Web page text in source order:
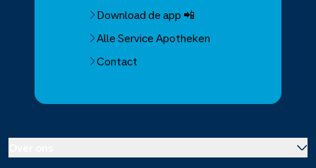
Download de app 📲
Alle Service Apotheken
Contact